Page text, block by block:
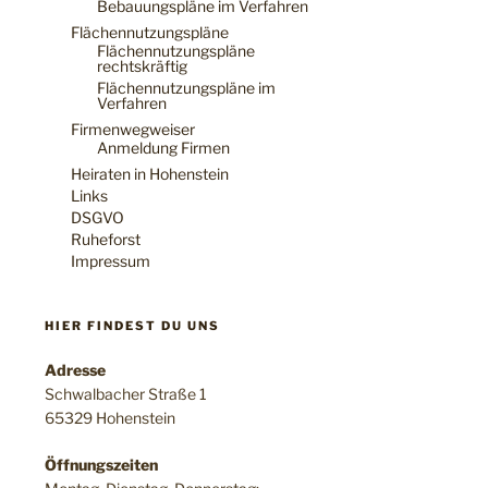
Bebauungspläne im Verfahren
Flächennutzungspläne
Flächennutzungspläne
rechtskräftig
Flächennutzungspläne im
Verfahren
Firmenwegweiser
Anmeldung Firmen
Heiraten in Hohenstein
Links
DSGVO
Ruheforst
Impressum
HIER FINDEST DU UNS
Adresse
Schwalbacher Straße 1
65329 Hohenstein
Öffnungszeiten